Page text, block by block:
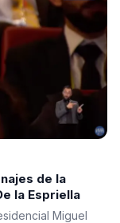
de la
la Espriella
Miguel